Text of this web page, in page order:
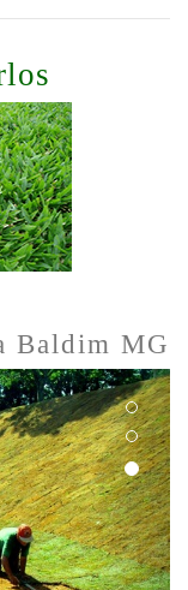
Baldim MG
Next